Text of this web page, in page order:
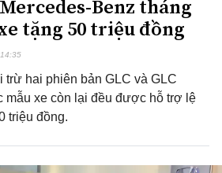
Benz tháng
tặng 50 triệu đồng
trừ hai phiên bản GLC và GLC
mẫu xe còn lại đều được hỗ trợ lệ
triệu đồng.